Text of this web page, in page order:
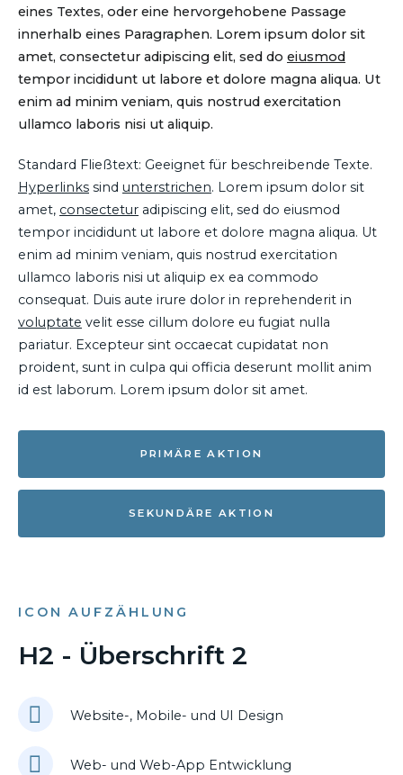
eines Textes, oder eine hervorgehobene Passage
innerhalb eines Paragraphen. Lorem ipsum dolor sit
amet, consectetur adipiscing elit, sed do eiusmod
tempor incididunt ut labore et dolore magna aliqua. Ut
enim ad minim veniam, quis nostrud exercitation
ullamco laboris nisi ut aliquip.
Standard Fließtext: Geeignet für beschreibende Texte.
Hyperlinks sind unterstrichen. Lorem ipsum dolor sit
amet, consectetur adipiscing elit, sed do eiusmod
tempor incididunt ut labore et dolore magna aliqua. Ut
enim ad minim veniam, quis nostrud exercitation
ullamco laboris nisi ut aliquip ex ea commodo
consequat. Duis aute irure dolor in reprehenderit in
voluptate velit esse cillum dolore eu fugiat nulla
pariatur. Excepteur sint occaecat cupidatat non
proident, sunt in culpa qui officia deserunt mollit anim
id est laborum. Lorem ipsum dolor sit amet.
PRIMÄRE AKTION
SEKUNDÄRE AKTION
ICON AUFZÄHLUNG
H2 - Überschrift 2
Website-, Mobile- und UI Design
Web- und Web-App Entwicklung